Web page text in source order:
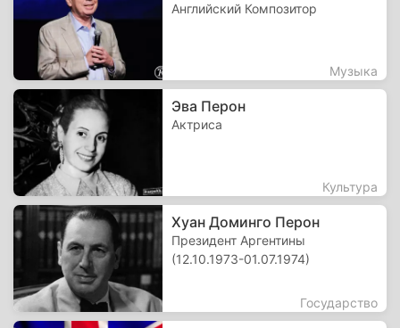
Английский Композитор
Музыка
Эва Перон
Актриса
Культура
Хуан Доминго Перон
Президент Аргентины
(12.10.1973-01.07.1974)
Государство